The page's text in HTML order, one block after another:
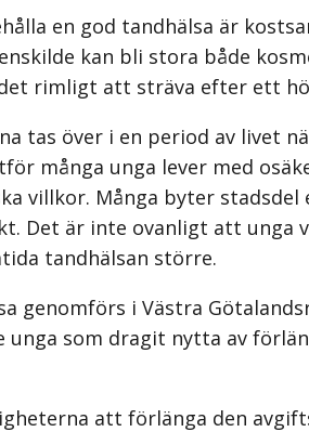
en god tandhälsa är
kan bli stora både
rimligt att sträva efter ett
tas över i en period av livet
många unga lever med
villkor. Många byter
Det är inte ovanligt att
tandhälsan större.
genomförs i Västra
som dragit nytta av
att förlänga den